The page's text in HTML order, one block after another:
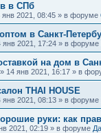
в СПб
янв 2021, 08:45 » в форуме
в Санкт-
янв 2021, 17:24 » в форуме
на дом в
» 14 янв 2021, 16:17 » в
THAI HOUSE
янв 2021, 08:13 » в форуме
руки: как
2021, 02:19 » в форуме